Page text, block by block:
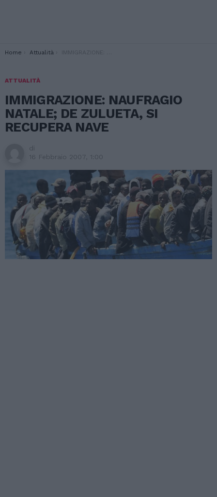
You are here:
Home Attualità IMMIGRAZIONE: NAUFRAGIO NATALE; DE ZULUETA, SI RECUPERA NAVE
ATTUALITÀ
IMMIGRAZIONE: NAUFRAGIO
NATALE; DE ZULUETA, SI
RECUPERA NAVE
di
16 Febbraio 2007, 1:00